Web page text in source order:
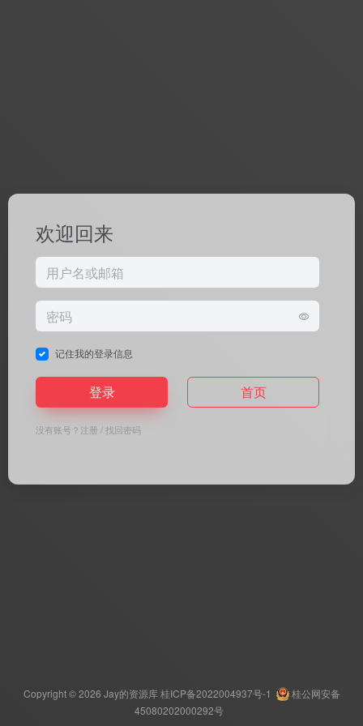
欢迎回来
记住我的登录信息
登录 首页
没有账号？ 注册 /找回密码
Copyright © 2026 Jay的资源库 桂ICP备2022004937号-1
桂公网安备
45080202000292号